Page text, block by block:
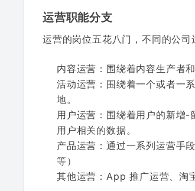
运营职能分支
运营的岗位五花八门，不同的公
内容运营：围绕着内容生产者
活动运营：围绕着一个或者一
地。
用户运营：围绕着用户的新增
用户相关的数据。
产品运营：通过一系列运营手
等）
其他运营：App 推广运营、淘